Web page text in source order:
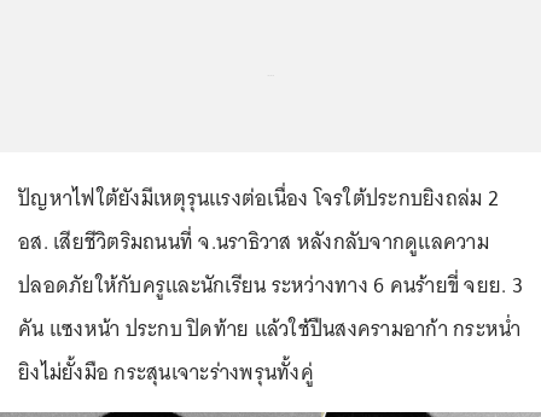
ปัญหาไฟใต้ยังมีเหตุรุนแรงต่อเนื่อง โจรใต้ประกบยิงถล่ม 2
อส. เสียชีวิตริมถนนที่ จ.นราธิวาส หลังกลับจากดูแลความ
ปลอดภัยให้กับครูและนักเรียน ระหว่างทาง 6 คนร้ายขี่ จยย. 3
คัน แซงหน้า ประกบ ปิดท้าย แล้วใช้ปืนสงครามอาก้า กระหน่ำ
ยิงไม่ยั้งมือ กระสุนเจาะร่างพรุนทั้งคู่